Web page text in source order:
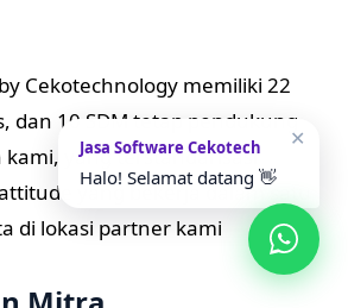
Cekotechnology memiliki 22
dan 10 SDM tetap pendukung
yang terstandarisasi
yang bekerja dalam satu
di lokasi partner kami
✕
Jasa Software Cekotech
Halo! Selamat datang 👋